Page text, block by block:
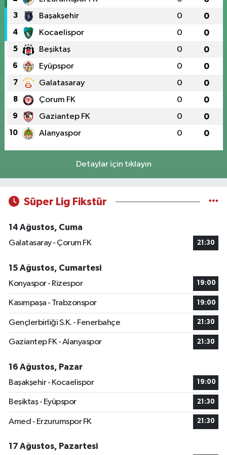
3 Başakşehir 0 0
4 Kocaelispor 0 0
5 Beşiktaş 0 0
6 Eyüpspor 0 0
7 Galatasaray 0 0
8 Çorum FK 0 0
9 Gaziantep FK 0 0
10 Alanyaspor 0 0
Detaylar için tıklayın
Süper Lig Fikstür
14 Ağustos, Cuma
Galatasaray - Çorum FK
21:30
15 Ağustos, Cumartesi
Konyaspor - Rizespor
19:00
Kasımpaşa - Trabzonspor 19:00
Gençlerbirliği S.K. - Fenerbahçe 21:30
Gaziantep FK - Alanyaspor 21:30
16 Ağustos, Pazar
Başakşehir - Kocaelispor
19:00
Beşiktaş - Eyüpspor 21:30
Amed - Erzurumspor FK 21:30
17 Ağustos, Pazartesi